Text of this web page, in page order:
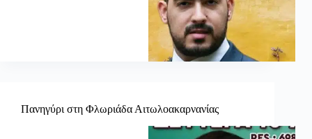
Πανηγύρι στη Φλωριάδα Αιτωλοακαρνανίας